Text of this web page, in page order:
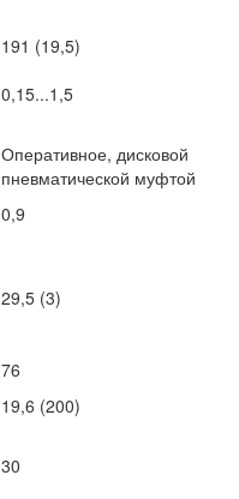
191 (19,5)
0,15...1,5
Оперативное, дисковой
пневматической муфтой
0,9
29,5 (3)
76
19,6 (200)
30